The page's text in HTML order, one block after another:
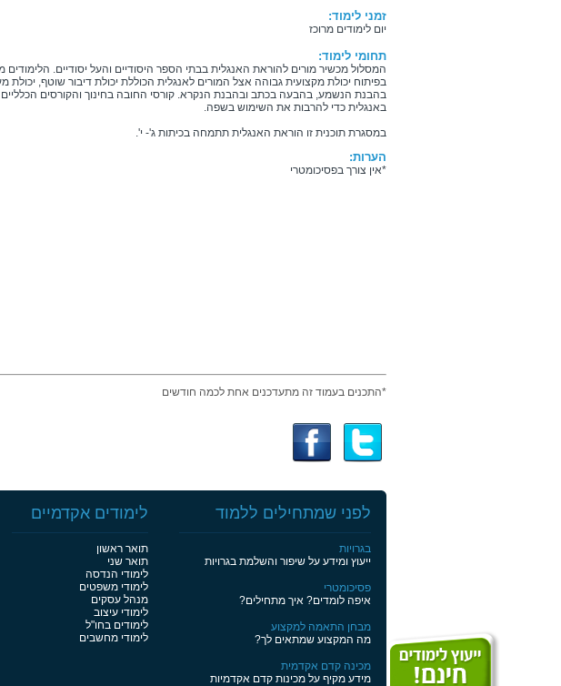
זמני לימוד:
יום לימודים מרוכז
תחומי לימוד:
המסלול מכשיר מורים להוראת האנגלית בבתי הספר היסודיים והעל יסודיים. הלימודים
בפיתוח יכולת מקצועית גבוהה אצל המורים לאנגלית הכוללת יכולת דיבור שוטף, יכולת
בהבנת הנשמע, בהבעה בכתב ובהבנת הנקרא. קורסי החובה בחינוך והקורסים הכלליים
באנגלית כדי להרבות את השימוש בשפה.
במסגרת תוכנית זו הוראת האנגלית תתמחה בכיתות ג'- י'.
הערות:
*אין צורך בפסיכומטרי
*התכנים בעמוד זה מתעדכנים אחת לכמה חודשים
לפני שמתחילים ללמוד
בגרויות
ייעוץ ומידע על שיפור והשלמת בגרויות
פסיכומטרי
איפה לומדים? איך מתחילים?
מבחן התאמה למקצוע
מה המקצוע שמתאים לך?
מכינה קדם אקדמית
מידע מקיף על מכינות קדם אקדמיות
לימודים אקדמיים
תואר ראשון
תואר שני
לימודי הנדסה
לימודי משפטים
מנהל עסקים
לימודי עיצוב
לימודים בחו"ל
לימודי מחשבים